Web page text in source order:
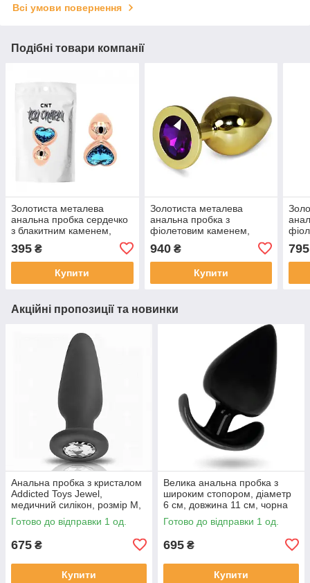
Всі умови повернення
Подібні товари компанії
Золотиста металева
анальна пробка сердечко
з блакитним каменем,
395 ₴
Купити
Золотиста металева
анальна пробка з
фіолетовим каменем,
сваровськи.
940₴
Купити
795
Акційні пропозиції та новинки
Анальна пробка з кристалом
Addicted Toys Jewel,
медичний силікон, розмір M,
чорна, 10,4 см
Готово до відправки 1 од.
675 ₴
Купити
Велика анальна пробка з
широким стопором, діаметр
6 см, довжина 11 см, чорна
Готово до відправки 1 од.
695 ₴
Купити